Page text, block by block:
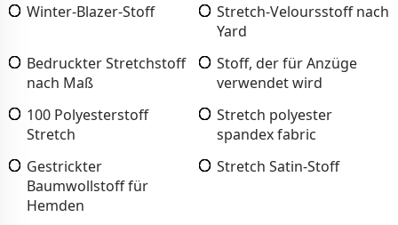
Winter-Blazer-Stoff
Stretch-Veloursstoff nach
Yard
Bedruckter Stretchstoff
nach Maß
Stoff, der für Anzüge
verwendet wird
100 Polyesterstoff
Stretch
Stretch polyester
spandex fabric
Gestrickter
Baumwollstoff für
Hemden
Stretch Satin-Stoff